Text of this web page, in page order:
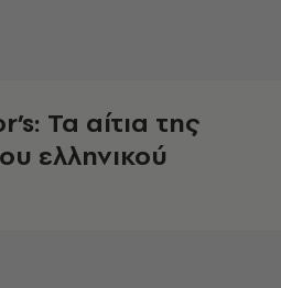
s: Τα αίτια της
ελληνικού